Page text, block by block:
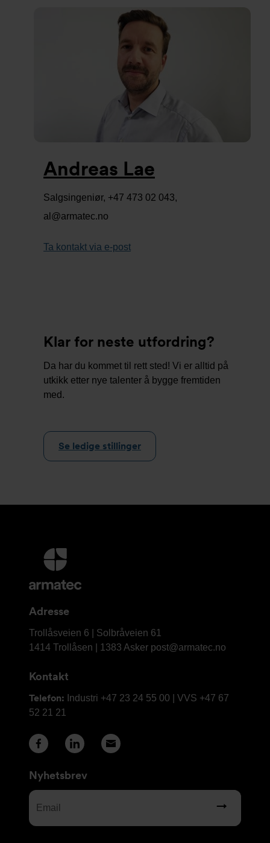
Andreas Lae
Salgsingeniør, +47 473 02 043,
al@armatec.no
Ta kontakt via e-post
Klar for neste utfordring?
Da har du kommet til rett sted! Vi er alltid på
utkikk etter nye talenter å bygge fremtiden
med.
Se ledige stillinger
Mer
informasjon
og
Adresse
Armatec
AS
Trollåsveien 6 | Solbråveien 61
1414 Trollåsen | 1383 Asker post@armatec.no
Kontakt
Telefon: Industri +47 23 24 55 00 | VVS +47 67
52 21 21
Nyhetsbrev
Email
(Required)